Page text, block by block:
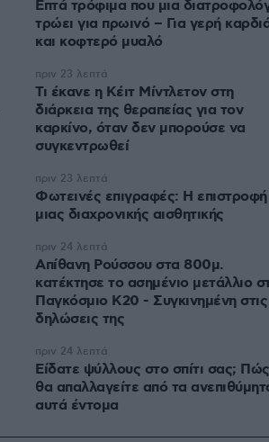
Επτά τρόφιμα που μια
τρώει για πρωινό – Για γερή
και κοφτερό μυαλό
Τι έκανε η Κέιτ Μίντλετον στη
διάρκεια της θεραπείας για τον
καρκίνο, όταν δεν μπορούσε να
συγκεντρωθεί
πριν 23 λεπτά
Φωτεινές επιγραφές: Η επιστροφή
μιας διαχρονικής αισθητικής
πριν 23 λεπτά
Απίθανη Ρούσσου στα 800μ.
κατέκτησε το ασημένιο μετάλλιο
Παγκόσμιο Κ20 - Συγκινημένη στις
δηλώσεις της
πριν 24 λεπτά
Είδατε ψύλλους στο σπίτι σας; Πώς
θα απαλλαγείτε από τα
αυτά έντομα
πριν 24 λεπτά